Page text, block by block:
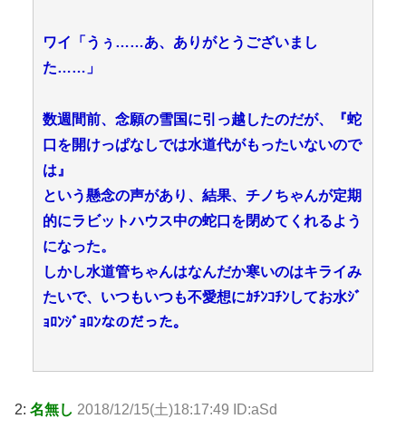
ワイ「うぅ……あ、ありがとうございまし
た……」
数週間前、念願の雪国に引っ越したのだが、『蛇
口を開けっぱなしでは水道代がもったいないので
は』
という懸念の声があり、結果、チノちゃんが定期
的にラビットハウス中の蛇口を閉めてくれるよう
になった。
しかし水道管ちゃんはなんだか寒いのはキライみ
たいで、いつもいつも不愛想にｶﾁﾝｺﾁﾝしてお水ｼﾞ
ｮﾛﾝｼﾞｮﾛﾝなのだった。
2: 名無し 2018/12/15(土)18:17:49 ID:aSd